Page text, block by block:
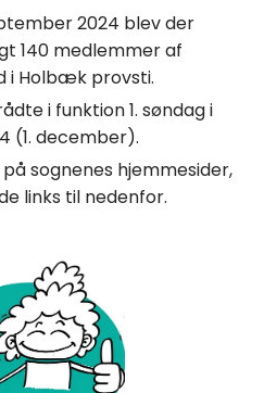
2024 blev der
140 medlemmer af
i Holbæk provsti.
i funktion 1. søndag i
(1. december).
sognenes hjemmesider,
links til nedenfor.